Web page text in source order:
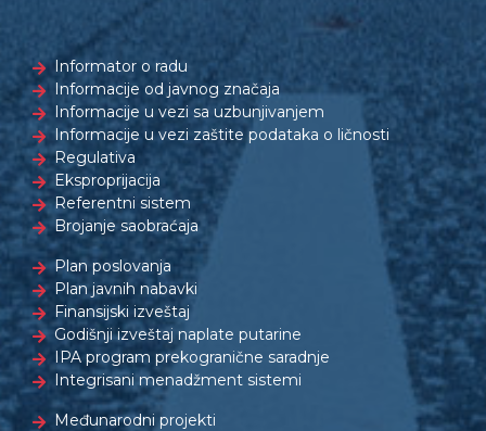
Informator o radu
Informacije od javnog značaja
Informacije u vezi sa uzbunjivanjem
Informacije u vezi zaštite podataka o ličnosti
Regulativa
Eksproprijacija
Referentni sistem
Brojanje saobraćaja
Plan poslovanja
Plan javnih nabavki
Finansijski izveštaj
Godišnji izveštaj naplate putarine
IPA program prekogranične saradnje
Integrisani menadžment sistemi
Međunarodni projekti